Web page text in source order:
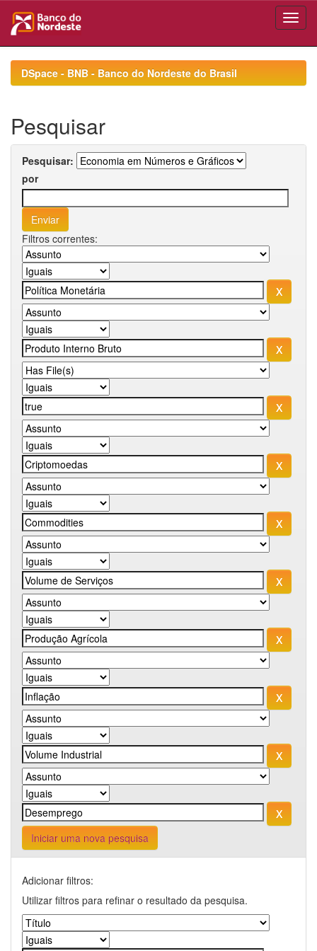
navigationDSpace - BNB - Banco do Nordeste do Brasil
Pesquisar
Pesquisar:
por
Filtros correntes:
Iniciar uma nova pesquisa
Adicionar filtros:
Utilizar filtros para refinar o resultado da pesquisa.